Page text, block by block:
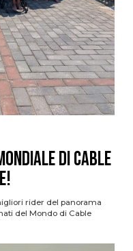
di Cable
rider del panorama
del Mondo di Cable